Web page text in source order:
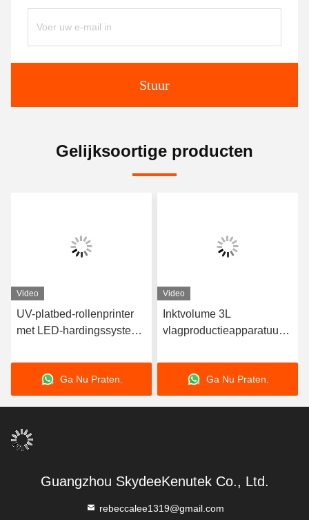
Stuur
Gelijksoortige producten
Video
UV-platbed-rollenprinter
met LED-hardingssysteem
Ga Nu Praten.
Video
Inktvolume 3L
vlagproductieapparatuur
Ga Nu Praten.
Guangzhou SkydeeKenutek Co., Ltd.
rebeccalee1319@gmail.com